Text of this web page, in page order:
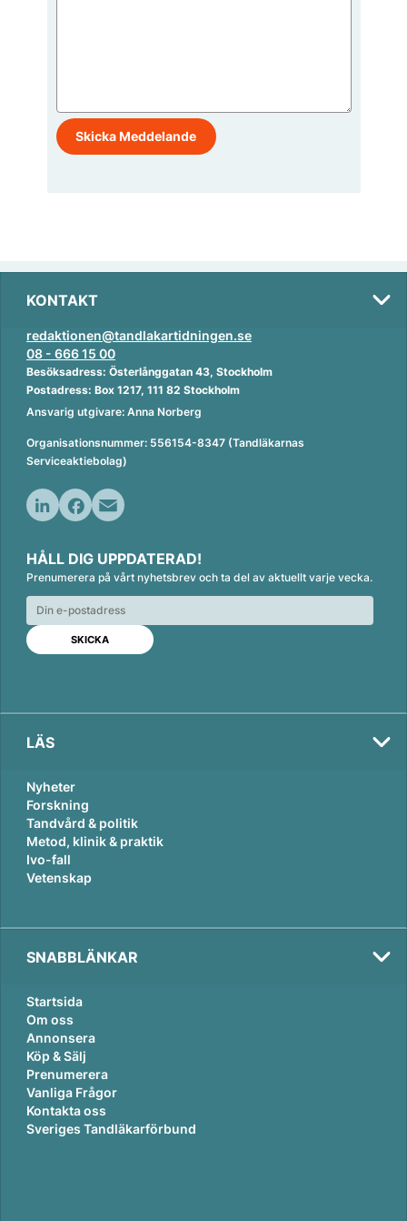
KONTAKT
redaktionen@tandlakartidningen.se
08 - 666 15 00
Besöksadress: Österlånggatan 43, Stockholm
Postadress: Box 1217, 111 82 Stockholm
Ansvarig utgivare: Anna Norberg
Organisationsnummer: 556154-8347 (Tandläkarnas
Serviceaktiebolag)
n
k
e
d
n
c
e
b
o
o
k
a
i
l
HÅLL DIG UPPDATERAD!
Prenumerera på vårt nyhetsbrev och ta del av aktuellt varje vecka.
LÄS
Nyheter
Forskning
Tandvård & politik
Metod, klinik & praktik
Ivo-fall
Vetenskap
SNABBLÄNKAR
Startsida
Om oss
Annonsera
Köp & Sälj
Prenumerera
Vanliga Frågor
Kontakta oss
Sveriges Tandläkarförbund